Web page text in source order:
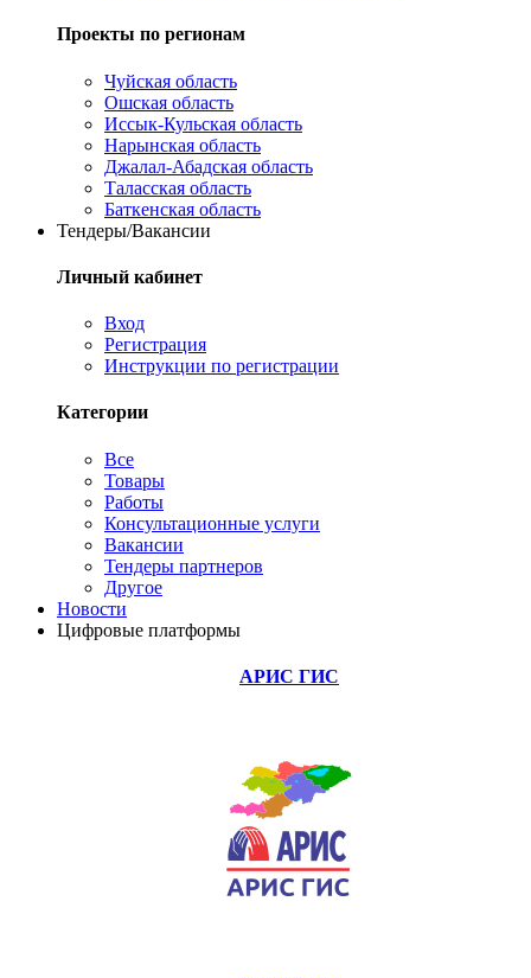
Проекты по регионам
Чуйская область
Ошская область
Иссык-Кульская область
Нарынская область
Джалал-Абадская область
Таласская область
Баткенская область
Тендеры/Вакансии
Личный кабинет
Вход
Регистрация
Инструкции по регистрации
Категории
Все
Товары
Работы
Консультационные услуги
Вакансии
Тендеры партнеров
Другое
Новости
Цифровые платформы
АРИС ГИС